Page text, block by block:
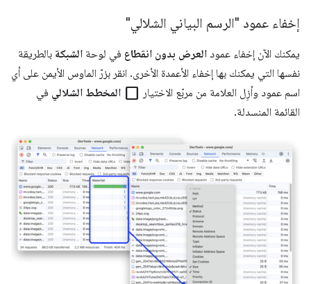
إخفاء عمود "الرسم البياني الشلالي"
يمكنك الآن إخفاء عمود العرض بدون انقطاع في لوحة الشبكة بالطريقة
نفسها التي يمكنك بها إخفاء الأعمدة الأخرى. انقر بزرّ الماوس الأيمن على أي
اسم عمود وأزِل العلامة من مربّع الاختيار check_box_outline_blank المخطط الشلالي في
القائمة المنسدلة.